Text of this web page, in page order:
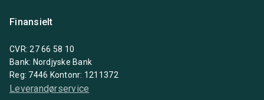
Finansielt
CVR: 27 66 58 10
Bank: Nordjyske Bank
Reg: 7446 Kontonr: 1211372
Leverandørservice